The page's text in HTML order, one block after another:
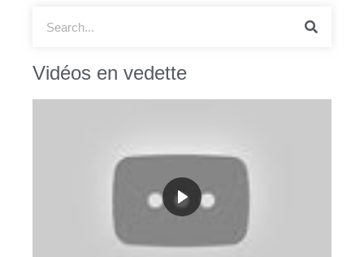
Vidéos en vedette